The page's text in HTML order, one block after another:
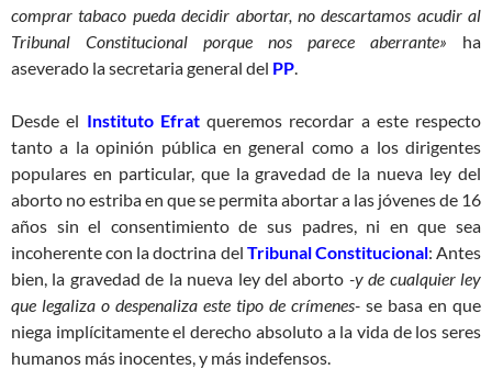
comprar tabaco pueda decidir abortar, no descartamos acudir al
Tribunal Constitucional porque nos parece aberrante» ha
aseverado la secretaria general del PP.
Desde el Instituto Efratqueremos recordar a este respecto
tanto a la opinión pública en general como a los dirigentes
populares en particular, que la gravedad de la nueva ley del
aborto no estriba en que se permita abortar a las jóvenes de 16
años sin el consentimiento de sus padres, ni en que sea
incoherente con la doctrina del Tribunal Constitucional: Antes
bien, la gravedad de la nueva ley del aborto -y de cualquier ley
que legaliza o despenaliza este tipo de crímenes- se basa en que
niega implícitamente el derecho absoluto a la vida de los seres
humanos más inocentes, y más indefensos.